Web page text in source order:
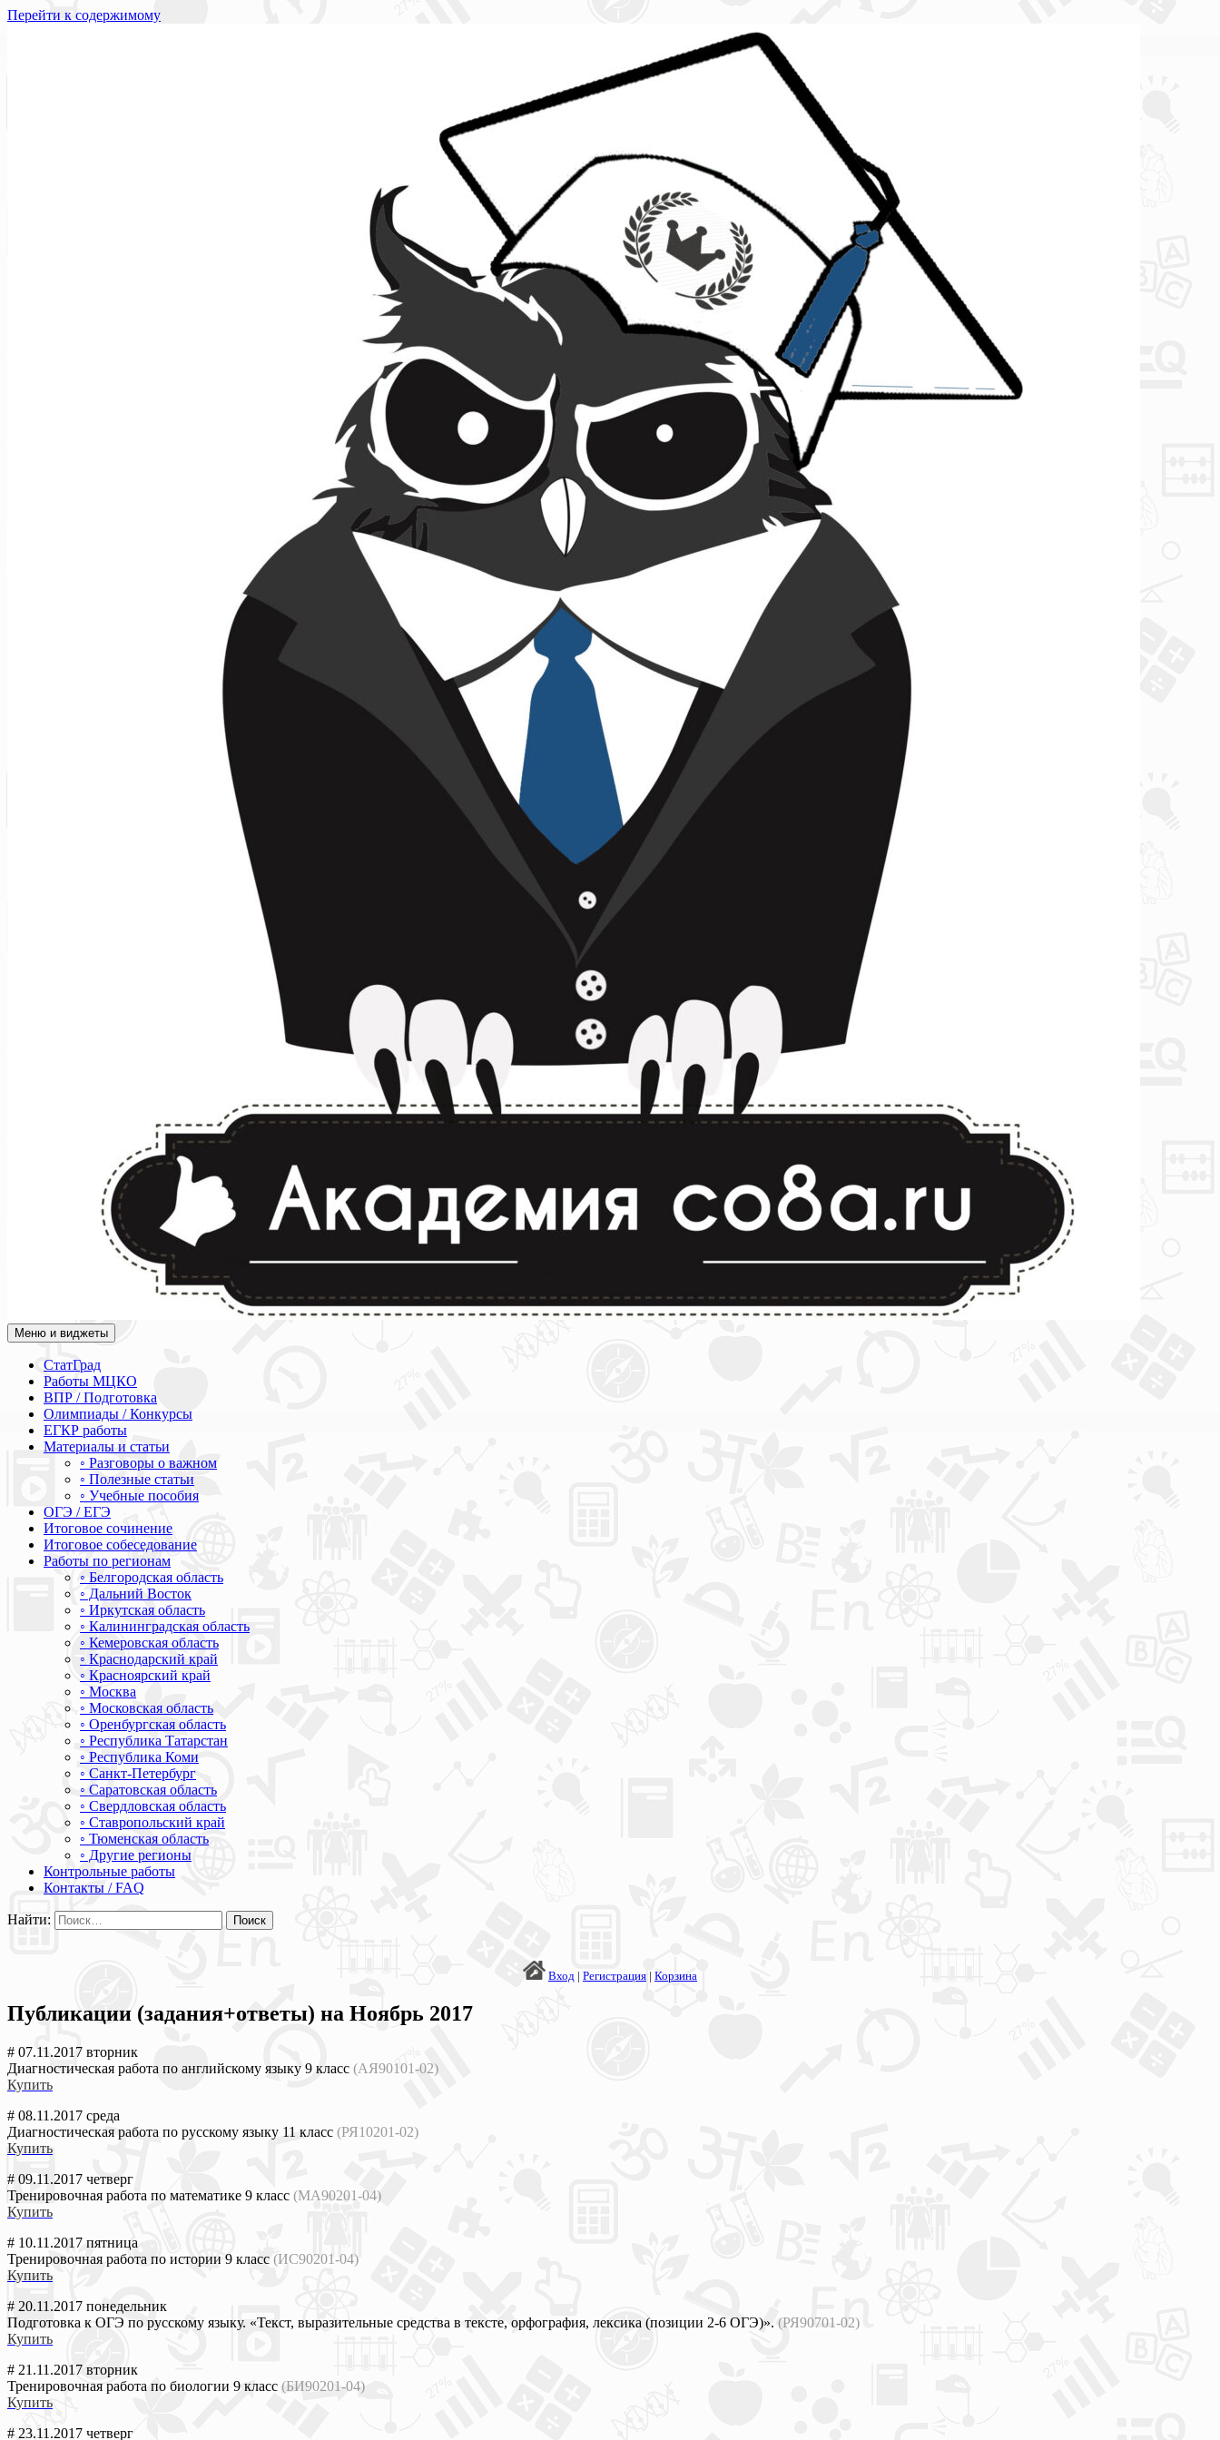
Перейти к содержимому
Академия СОВА
Подготовка к ЕГЭ, ОГЭ, ВПР, МЦКО, СтатГрад, КДР, ВОШ, олимпиады и конкурсы
Меню и виджеты
СтатГрад
Работы МЦКО
ВПР / Подготовка
Олимпиады / Конкурсы
ЕГКР работы
Материалы и статьи
◦ Разговоры о важном
◦ Полезные статьи
◦ Учебные пособия
ОГЭ / ЕГЭ
Итоговое сочинение
Итоговое собеседование
Работы по регионам
◦ Белгородская область
◦ Дальний Восток
◦ Иркутская область
◦ Калининградская область
◦ Кемеровская область
◦ Краснодарский край
◦ Красноярский край
◦ Москва
◦ Московская область
◦ Оренбургская область
◦ Республика Татарстан
◦ Республика Коми
◦ Санкт-Петербург
◦ Саратовская область
◦ Свердловская область
◦ Ставропольский край
◦ Тюменская область
◦ Другие регионы
Контрольные работы
Контакты / FAQ
Найти:
Вход | Регистрация | Корзина
Публикации (задания+ответы) на Ноябрь 2017
# 07.11.2017 вторник
Диагностическая работа по английскому языку 9 класс (АЯ90101-02)
Купить
# 08.11.2017 среда
Диагностическая работа по русскому языку 11 класс (РЯ10201-02)
Купить
# 09.11.2017 четверг
Тренировочная работа по математике 9 класс (МА90201-04)
Купить
# 10.11.2017 пятница
Тренировочная работа по истории 9 класс (ИС90201-04)
Купить
# 20.11.2017 понедельник
Подготовка к ОГЭ по русскому языку. «Текст, выразительные средства в тексте, орфография, лексика (позиции 2-6 ОГЭ)». (РЯ90701-02)
Купить
# 21.11.2017 вторник
Тренировочная работа по биологии 9 класс (БИ90201-04)
Купить
# 23.11.2017 четверг